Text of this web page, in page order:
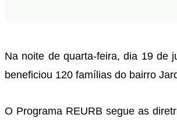
Na noite de quarta-feira, dia 19 de
beneficiou 120 famílias do bairro
O Programa REURB segue as